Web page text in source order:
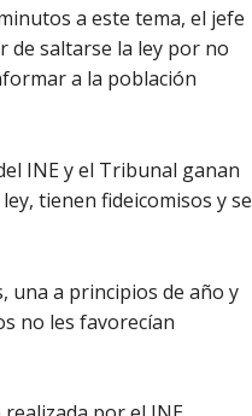
a este tema, el jefe
de saltarse la ley por no
a la población
INE y el Tribunal ganan
tienen fideicomisos y se
una a principios de año y
no les favorecían